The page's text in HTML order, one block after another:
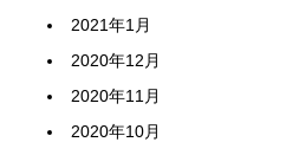
2021年1月
2020年12月
2020年11月
2020年10月